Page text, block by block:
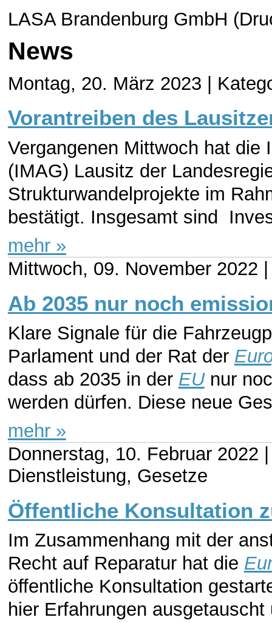
LASA Brandenburg GmbH
News
Montag, 20. März 2023 |
Vorantreiben des
Vergangenen Mittwoch hat die
(IMAG) Lausitz der
Strukturwandelprojekte im
bestätigt. Insgesamt sind
mehr »
Mittwoch, 09. November 2022 |
Ab 2035 nur noch
Klare Signale für die
Parlament und der Rat der
dass ab 2035 in der EUnur
werden dürfen. Diese neue
mehr »
Donnerstag, 10. Februar 2022 |
Dienstleistung, Gesetze
Öffentliche Konsultation
Im Zusammenhang mit der
Recht auf Reparatur hat die
öffentliche Konsultation
hier Erfahrungen